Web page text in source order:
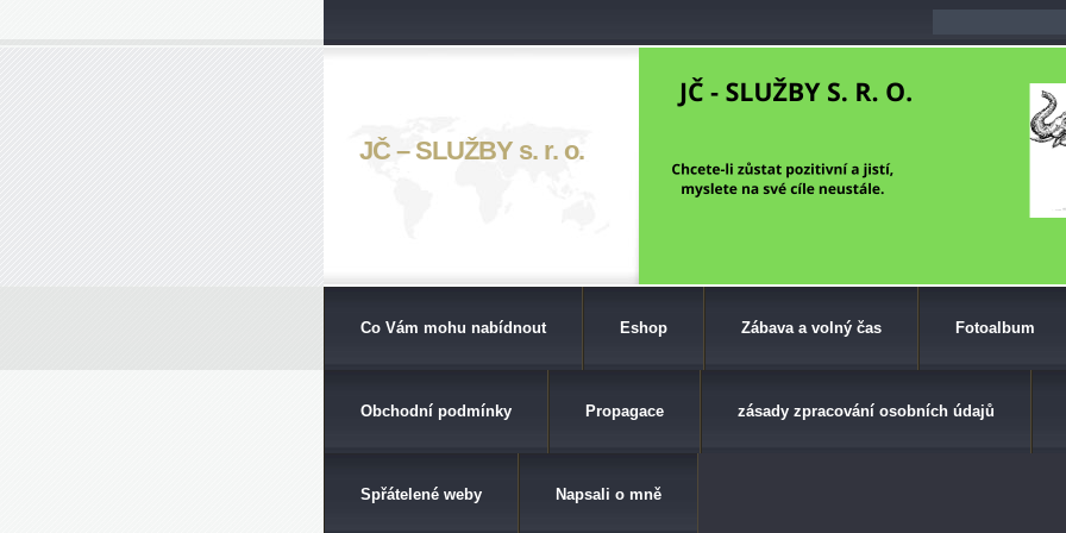
JČ – SLUŽBY s. r. o.
Co Vám mohu nabídnout Eshop Zábava a volný čas Fotoalbum
Obchodní podmínky Propagace zásady zpracování osobních údajů
Spřátelené weby Napsali o mně